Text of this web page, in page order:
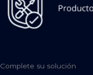
Complete su solución